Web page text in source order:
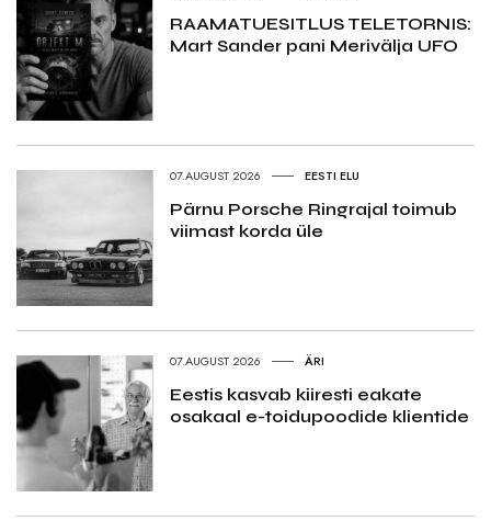
RAAMATUESITLUS TELETORNIS:
Mart Sander pani Merivälja UFO
07.AUGUST 2026 EESTI ELU
Pärnu Porsche Ringrajal toimub
viimast korda üle
07.AUGUST 2026 ÄRI
Eestis kasvab kiiresti eakate
osakaal e-toidupoodide klientide